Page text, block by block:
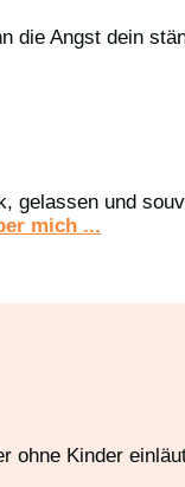
die Angst dein
gelassen und
mich ...
ohne Kinder